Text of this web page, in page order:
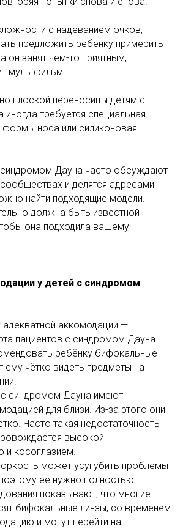
с надеванием очков,
предложить ребёнку примерить
он занят чем-то приятным,
мультфильм.
плоской переносицы детям с
требуется специальная
формы носа или силиконовая
синдромом Дауна часто обсуждают
и делятся адресами
найти подходящие модели.
должна быть известной
она подходила вашему
у детей с синдромом
аккомодации —
пациентов с синдромом Дауна.
ребёнку бифокальные
ему чётко видеть предметы на
с синдромом Дауна имеют
для близи. Из-за этого они
Часто такая недостаточность
высокой
и косоглазием.
может усугубить проблемы
её нужно полностью
показывают, что многие
бифокальные линзы, со временем
и могут перейти на